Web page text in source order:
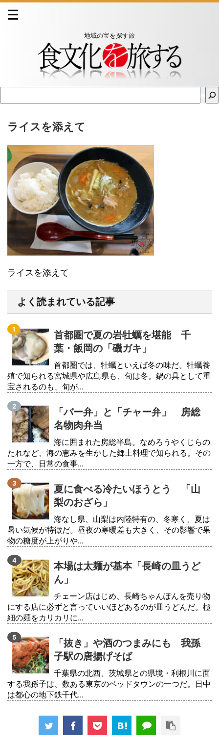
地域の宝を探す旅
ライスを添えて
ライスを添えて
よく読まれている記事
首都圏で夏の岩牡蠣を堪能 千
葉・飯岡の「磯ガキ」
首都圏では、牡蠣といえば冬の味だ。牡蠣養
殖で知られる宮城県や広島県も、旬は冬。鍋の具として重
宝されるのも、旬が...
「バー弁」と「チャー弁」 房総
名物肉弁当
海に囲まれた房総半島。なめろうやくじらの
たれなど、海の恵みを生かした郷土料理で知られる。その
一方で、日常の食事...
夏に食べる冷たいほうとう 「山
梨のおざら」
海なし県、山梨は内陸特有の、冬寒く、夏は
暑い気候が特徴だ。昼夜の寒暖差も大きく、その影響で果
物の糖度が上がりや...
本場は太麺が基本「長崎の皿うど
ん」
チェーン店はじめ、長崎ちゃんぽんを売り物
にする店に必ずと言っていいほどあるのが皿うどんだ。極
細の麺をカリカリに...
「抜き」や酒のつまみにも 我孫
子駅の唐揚げそば
千葉県の北西、茨城県との県境・利根川に面
する我孫子は、数ある東京のベッドタウンの一つだ。日中
は都心の地下鉄千代...